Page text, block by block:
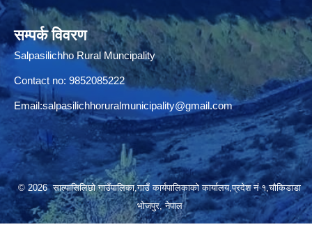
सम्पर्क विवरण
Salpasilichho Rural Muncipality
Contact no: 9852085222
Email:salpasilichhoruralmunicipality@gmail.com
© 2026 साल्पासिलिछो गाउँपालिका,गाउँ कार्यपालिकाको कार्यालय,प्रदेश नं १,चौकिडाडा
भोजपुर, नेपाल